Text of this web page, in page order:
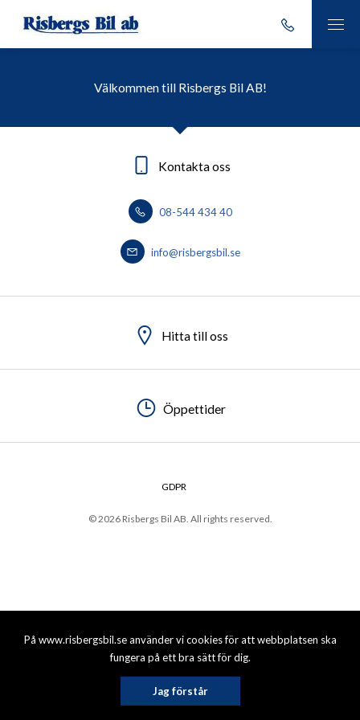
På www.risbergsbil.se använder vi cookies för att webbplatsen ska
fungera på ett bra sätt för dig.
Jag förstår
Välkommen till Risbergs Bil AB!
Kontakta oss
08-544 434 40
info@risbergsbil.se
Hitta till oss
Öppettider
© 2026 Risbergs Bil AB. All rights reserved.
GDPR